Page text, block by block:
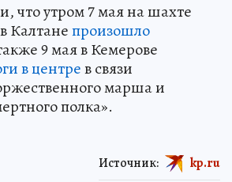
что утром 7 мая на шахте
Калтанепроизошло
9 мая в Кемерове
в центрев связи
марша и
полка».
Источник: kp.ru